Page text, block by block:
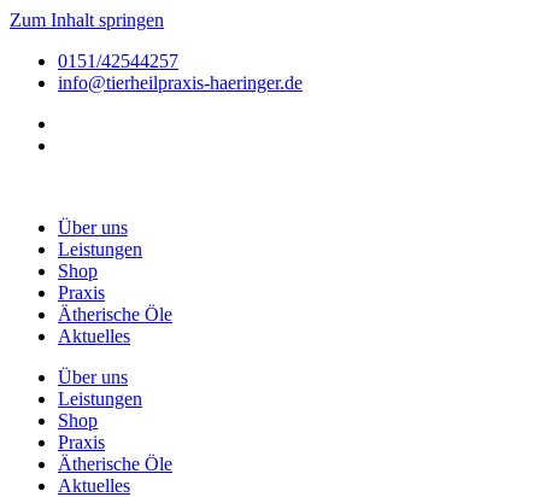
Zum Inhalt springen
0151/42544257
info@tierheilpraxis-haeringer.de
Über uns
Leistungen
Shop
Praxis
Ätherische Öle
Aktuelles
Über uns
Leistungen
Shop
Praxis
Ätherische Öle
Aktuelles